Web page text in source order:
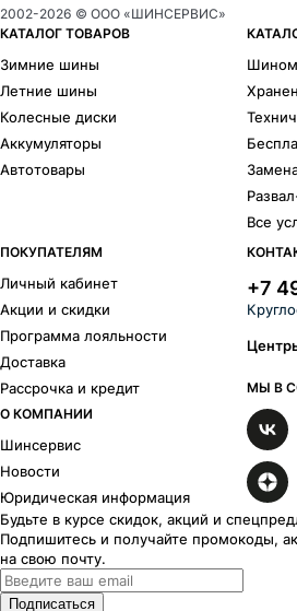
2002-2026 © ООО «ШИНСЕРВИС»
КАТАЛОГ ТОВАРОВ
Зимние шины
Летние шины
Колесные диски
Аккумуляторы
Автотовары
Все
ПОКУПАТЕЛЯМ
Личный кабинет
Акции и скидки
Программа лояльности
Доставка
Рассрочка и кредит
О КОМПАНИИ
Шинсервис
Новости
Юридическая информация
+7
МЫ В
Будьте в курсе скидок, акций и
Подпишитесь и получайте промокоды,
на свою почту.
Подписаться